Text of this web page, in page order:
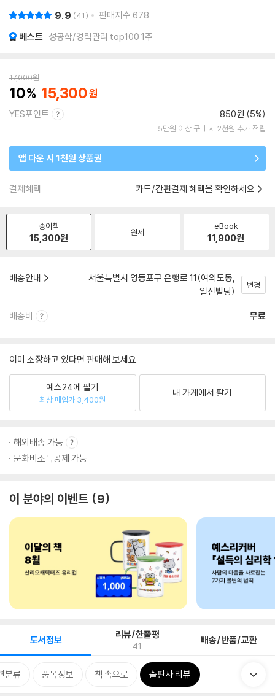
9.9 41 판매지수 678
베스트 성공학/경력관리 top100 1주
17,000원
10 15,300
YES포인트 850원 (5%)
5만원 이상 구매 시 2천원 추가 적립
앱 다운 시 1천원 상품권
결제혜택 카드/간편결제 혜택을 확인하세요
종이책
15,300원 원제
eBook
11,900원
배송안내
서울특별시 영등포구 은행로 11(여의도동,
일신빌딩)
변경
배송비 무료
이미 소장하고 있다면 판매해 보세요.
예스24에 팔기
최상 매입가 3,400원
내 가게에서 팔기
해외배송 가능
문화비소득공제 가능
이 분야의 이벤트 9
도서정보 리뷰/한줄평
41 배송/반품/교환
분류 품목정보 책 속으로 출판사 리뷰